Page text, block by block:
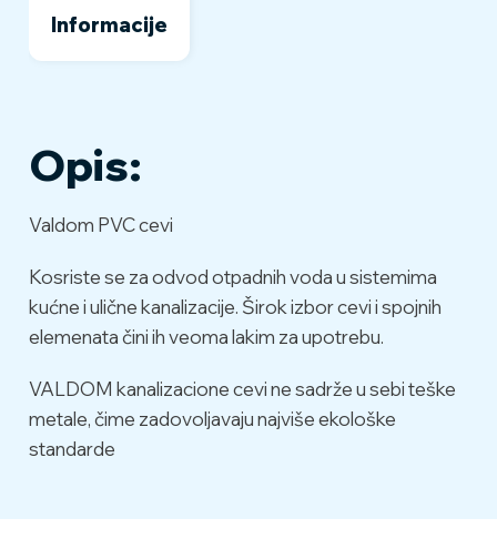
Informacije
Opis:
Valdom PVC cevi
Kosriste se za odvod otpadnih voda u sistemima
kućne i ulične kanalizacije. Širok izbor cevi i spojnih
elemenata čini ih veoma lakim za upotrebu.
VALDOM kanalizacione cevi ne sadrže u sebi teške
metale, čime zadovoljavaju najviše ekološke
standarde